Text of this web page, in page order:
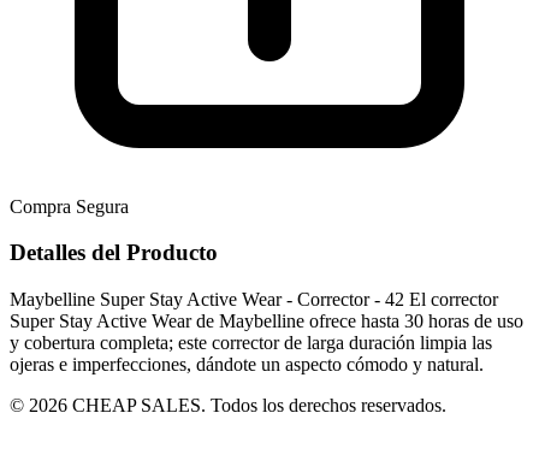
Compra Segura
Detalles del Producto
Maybelline Super Stay Active Wear - Corrector - 42 El corrector
Super Stay Active Wear de Maybelline ofrece hasta 30 horas de uso
y cobertura completa; este corrector de larga duración limpia las
ojeras e imperfecciones, dándote un aspecto cómodo y natural.
© 2026 CHEAP SALES. Todos los derechos reservados.